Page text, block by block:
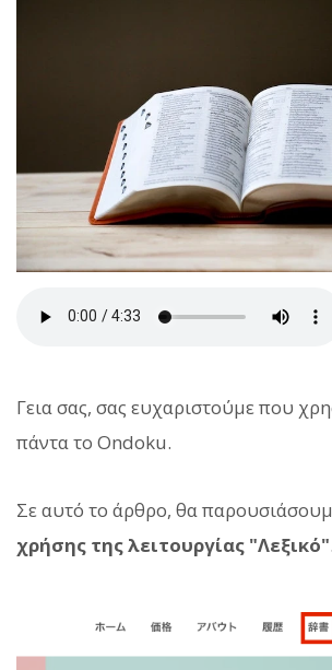
Γεια σας, σας ευχαριστούμε που
πάντα το Ondoku.
Σε αυτό το άρθρο, θα
χρήσης της λειτουργίας "Λεξικό".